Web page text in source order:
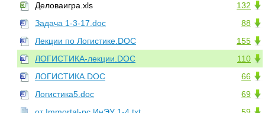
132
Деловаигра.xls
88
Задача 1-3-17.doc
155
Лекции по Логистике.DOC
110
ЛОГИСТИКА-лекции.DOC
66
ЛОГИСТИКА.DOC
69
Логистика5.doc